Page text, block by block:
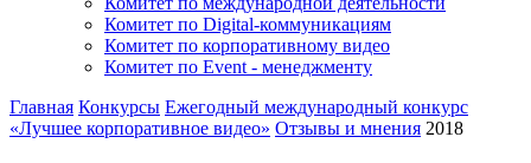
Комитет по Digital-коммуникациям
Комитет по корпоративному видео
Комитет по Event - менеджменту
Главная Конкурсы Ежегодный международный конкурс
«Лучшее корпоративное видео» Отзывы и мнения 2018